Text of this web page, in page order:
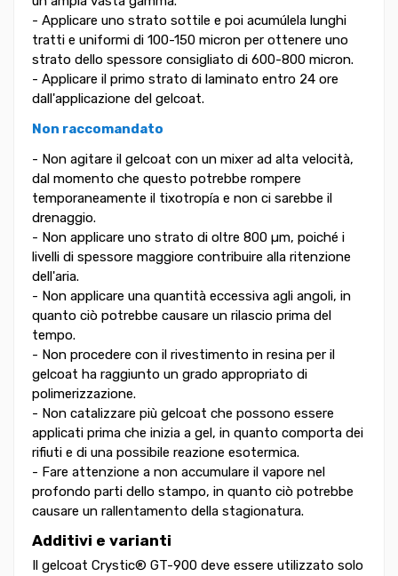
- Applicare uno strato sottile e poi acumúlela lunghi
tratti e uniformi di 100-150 micron per ottenere uno
strato dello spessore consigliato di 600-800 micron.
- Applicare il primo strato di laminato entro 24 ore
dall'applicazione del gelcoat.
Non raccomandato
- Non agitare il gelcoat con un mixer ad alta velocità,
dal momento che questo potrebbe rompere
temporaneamente il tixotropía e non ci sarebbe il
drenaggio.
- Non applicare uno strato di oltre 800 µm, poiché i
livelli di spessore maggiore contribuire alla ritenzione
dell'aria.
- Non applicare una quantità eccessiva agli angoli, in
quanto ciò potrebbe causare un rilascio prima del
tempo.
- Non procedere con il rivestimento in resina per il
gelcoat ha raggiunto un grado appropriato di
polimerizzazione.
- Non catalizzare più gelcoat che possono essere
applicati prima che inizia a gel, in quanto comporta dei
rifiuti e di una possibile reazione esotermica.
- Fare attenzione a non accumulare il vapore nel
profondo parti dello stampo, in quanto ciò potrebbe
causare un rallentamento della stagionatura.
Additivi e varianti
Il gelcoat Crystic® GT-900 deve essere utilizzato solo